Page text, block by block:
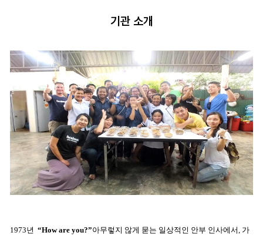
기관 소개
1973년 “How are you?”아무렇지 않게 묻는 일상적인 안부 인사에서, 가